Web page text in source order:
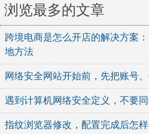
浏览最多的文章
跨境电商是怎么开店的解决方案
地方法
网络安全网站开始前，先把账号
遇到计算机网络安全定义，不要
指纹浏览器修改，配置完成后怎